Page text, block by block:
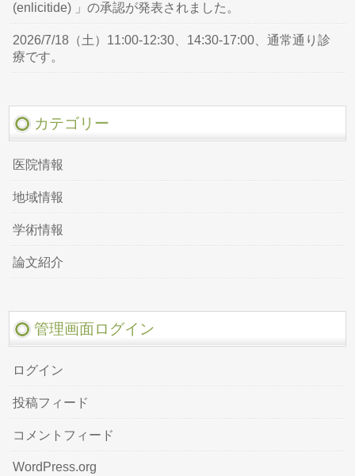
(enlicitide) 」の承認が発表されました。
2026/7/18（土）11:00-12:30、14:30-17:00、通常通り診
療です。
カテゴリー
医院情報
地域情報
学術情報
論文紹介
管理画面ログイン
ログイン
投稿フィード
コメントフィード
WordPress.org